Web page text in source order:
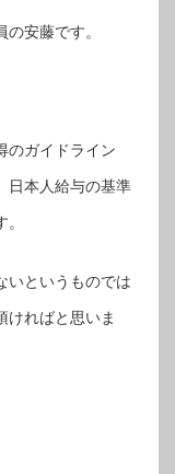
安藤です。
のガイドライン
日本人給与の基準
いというものでは
ければと思いま